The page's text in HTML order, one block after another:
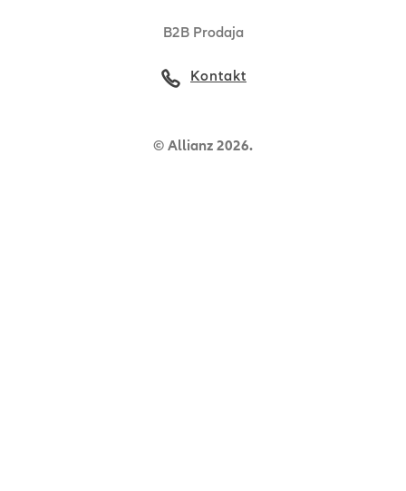
B2B Prodaja
© Allianz 2026.
Kontakt